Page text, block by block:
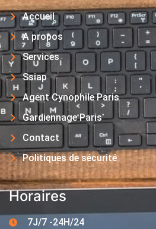
Accueil
A propos
Services
Ssiap
Agent Cynophile Paris
Gardiennage Paris
Contact
Politiques de sécurité
Horaires
7J/7 -24H/24